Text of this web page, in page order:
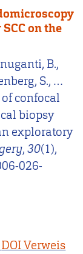
on the
B.,
S., …
confocal
biopsy
exploratory
,30(1),
026-
DOI Verweis